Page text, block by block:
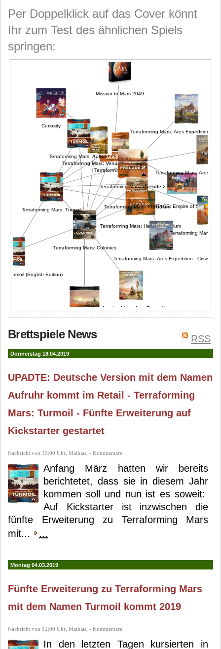
Per Doppelklick auf das Cover könnt
Ihr zum Test des ähnlichen Spiels
springen:
RYCE: Empire of Sand
Terraforming Mars
Mission to Mars 2049
Terraforming Mars: Hellas & Elysium
Terraforming Mars: Venus Next
Terraforming Mars: Präludium
Terraforming Mars: Colonies
Terraforming Mars: Turmoil
Terraforming Mars: Aufruhr
Turmoil (English Edition)
Terraforming Mars: Ares Expedition - Crisis
Terraforming Mars: Ares
Terraforming Mars: Ares Expedition -
Terraforming Mars:
Curiosity
Terraforming Mars: Prelude 2
RSS
Brettspiele News
Donnerstag 18.04.2019
UPADTE: Deutsche Version mit dem Namen
Aufruhr kommt im Retail - Terraforming
Mars: Turmoil - Fünfte Erweiterung auf
Kickstarter gestartet
Nachricht von 15:00 Uhr, Mathias, - Kommentare
Anfang März hatten wir bereits
berichtetet, dass sie in diesem Jahr
kommen soll und nun ist es soweit:
Auf Kickstarter ist inzwischen die
fünfte Erweiterung zu Terraforming Mars
mit...
...
Montag 04.03.2019
Fünfte Erweiterung zu Terraforming Mars
mit dem Namen Turmoil kommt 2019
Nachricht von 12:00 Uhr, Mathias, - Kommentare
In den letzten Tagen kursierten in